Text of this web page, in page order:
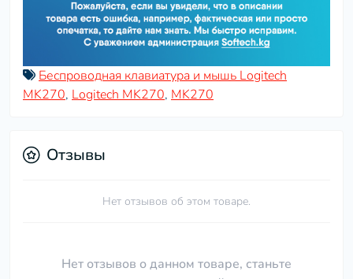
Беспроводная клавиатура и мышь Logitech
MK270, Logitech MK270, MK270
Отзывы
Нет отзывов об этом товаре.
Нет отзывов о данном товаре, станьте